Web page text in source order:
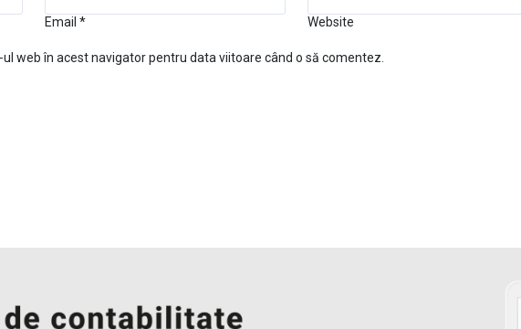
Email * Website
web în acest navigator pentru data viitoare când o să comentez.